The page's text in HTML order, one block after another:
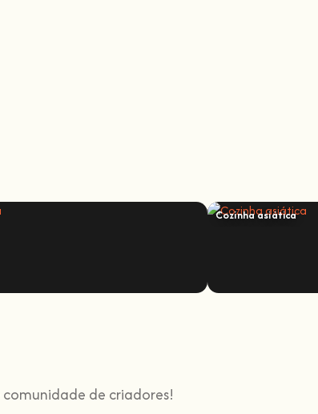
Cozinha asiática
de criadores!